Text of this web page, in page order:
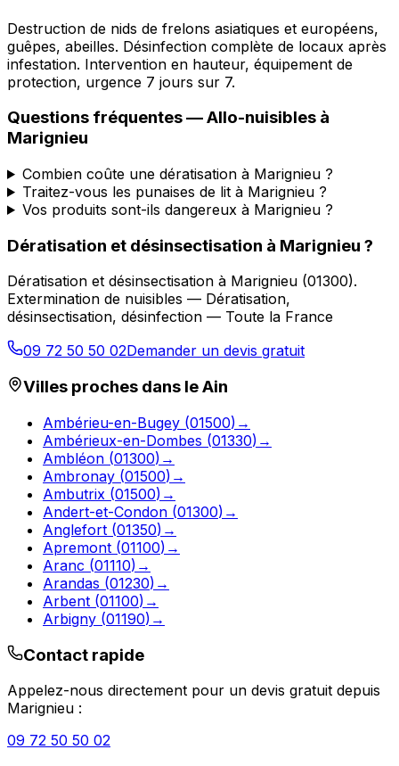
Destruction de nids de frelons asiatiques et européens,
guêpes, abeilles. Désinfection complète de locaux après
infestation. Intervention en hauteur, équipement de
protection, urgence 7 jours sur 7.
Questions fréquentes —Allo-nuisibles à
Marignieu
Combien coûte une dératisation à Marignieu ?
Traitez-vous les punaises de lit à Marignieu ?
Vos produits sont-ils dangereux à Marignieu ?
Dératisation et désinsectisation à Marignieu ?
Dératisation et désinsectisation à Marignieu (01300).
Extermination de nuisibles — Dératisation,
désinsectisation, désinfection — Toute la France
09 72 50 50 02Demander un devis gratuit
Villes proches dans leAin
Ambérieu-en-Bugey (01500) →
Ambérieux-en-Dombes (01330) →
Ambléon (01300) →
Ambronay (01500) →
Ambutrix (01500) →
Andert-et-Condon (01300) →
Anglefort (01350) →
Apremont (01100) →
Aranc (01110) →
Arandas (01230) →
Arbent (01100) →
Arbigny (01190) →
Contact rapide
Appelez-nous directement pour un devis gratuit depuis
Marignieu :
09 72 50 50 02